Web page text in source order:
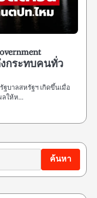
งกระทบคนทั่ว
ฐบาลสหรัฐฯ เกิดขึ้นเมื่อ
ลให้ห…
ค้นหา